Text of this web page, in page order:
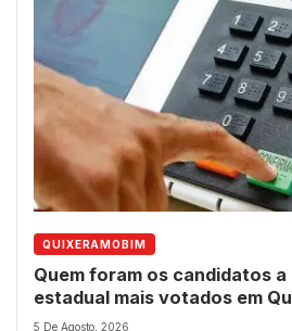
QUIXERAMOBIM
Quem foram os candidatos
estadual mais votados em
eleições de 2022?
5 De Agosto, 2026